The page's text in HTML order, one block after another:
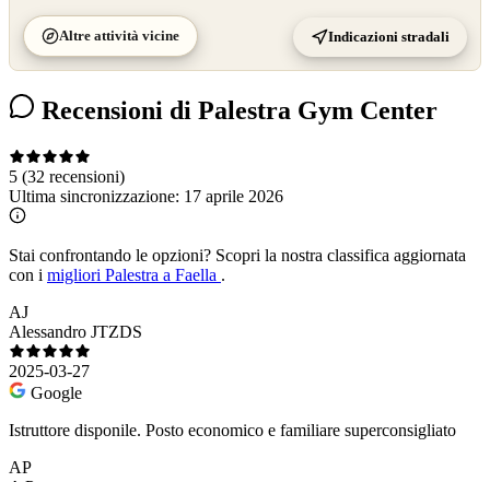
Altre attività vicine Indicazioni stradali
Recensioni di Palestra Gym Center
5 (32 recensioni)
Ultima sincronizzazione: 17 aprile 2026
Stai confrontando le opzioni? Scopri la nostra classifica aggiornata
con i migliori Palestra a Faella .
AJ
Alessandro JTZDS
2025-03-27
Google
Istruttore disponile. Posto economico e familiare superconsigliato
AP